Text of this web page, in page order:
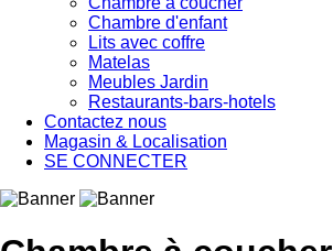
Chambre d'enfant
Lits avec coffre
Matelas
Meubles Jardin
Restaurants-bars-hotels
Contactez nous
Magasin & Localisation
SE CONNECTER